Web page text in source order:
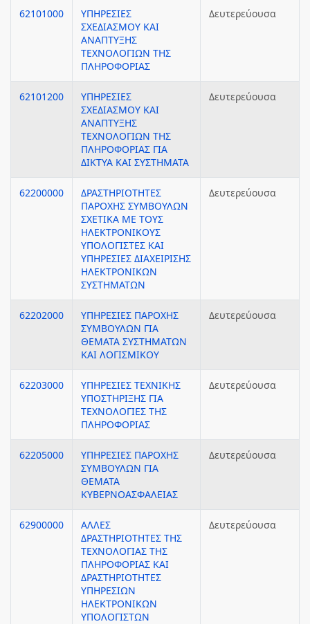
62101000
ΥΠΗΡΕΣΙΕΣ
ΣΧΕΔΙΑΣΜΟΥ ΚΑΙ
ΑΝΑΠΤΥΞΗΣ
ΤΕΧΝΟΛΟΓΙΩΝ ΤΗΣ
ΠΛΗΡΟΦΟΡΙΑΣ
Δευτερεύουσα
62101200
ΥΠΗΡΕΣΙΕΣ
ΣΧΕΔΙΑΣΜΟΥ ΚΑΙ
ΑΝΑΠΤΥΞΗΣ
ΤΕΧΝΟΛΟΓΙΩΝ ΤΗΣ
ΠΛΗΡΟΦΟΡΙΑΣ ΓΙΑ
ΔΙΚΤΥΑ ΚΑΙ ΣΥΣΤΗΜΑΤΑ
Δευτερεύουσα
62200000
ΔΡΑΣΤΗΡΙΟΤΗΤΕΣ
ΠΑΡΟΧΗΣ ΣΥΜΒΟΥΛΩΝ
ΣΧΕΤΙΚΑ ΜΕ ΤΟΥΣ
ΗΛΕΚΤΡΟΝΙΚΟΥΣ
ΥΠΟΛΟΓΙΣΤΕΣ ΚΑΙ
ΥΠΗΡΕΣΙΕΣ ΔΙΑΧΕΙΡΙΣΗΣ
ΗΛΕΚΤΡΟΝΙΚΩΝ
ΣΥΣΤΗΜΑΤΩΝ
Δευτερεύουσα
62202000
ΥΠΗΡΕΣΙΕΣ ΠΑΡΟΧΗΣ
ΣΥΜΒΟΥΛΩΝ ΓΙΑ
ΘΕΜΑΤΑ ΣΥΣΤΗΜΑΤΩΝ
ΚΑΙ ΛΟΓΙΣΜΙΚΟΥ
Δευτερεύουσα
62203000
ΥΠΗΡΕΣΙΕΣ ΤΕΧΝΙΚΗΣ
ΥΠΟΣΤΗΡΙΞΗΣ ΓΙΑ
ΤΕΧΝΟΛΟΓΙΕΣ ΤΗΣ
ΠΛΗΡΟΦΟΡΙΑΣ
Δευτερεύουσα
62205000
ΥΠΗΡΕΣΙΕΣ ΠΑΡΟΧΗΣ
ΣΥΜΒΟΥΛΩΝ ΓΙΑ
ΘΕΜΑΤΑ
ΚΥΒΕΡΝΟΑΣΦΑΛΕΙΑΣ
Δευτερεύουσα
62900000
ΑΛΛΕΣ
ΔΡΑΣΤΗΡΙΟΤΗΤΕΣ ΤΗΣ
ΤΕΧΝΟΛΟΓΙΑΣ ΤΗΣ
ΠΛΗΡΟΦΟΡΙΑΣ ΚΑΙ
ΔΡΑΣΤΗΡΙΟΤΗΤΕΣ
ΥΠΗΡΕΣΙΩΝ
ΗΛΕΚΤΡΟΝΙΚΩΝ
ΥΠΟΛΟΓΙΣΤΩΝ
Δευτερεύουσα